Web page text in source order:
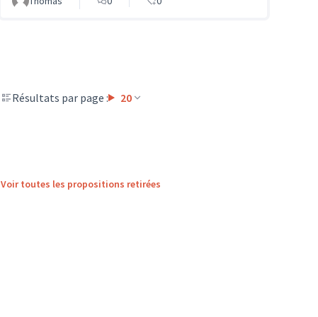
Résultats par page : 20
Voir toutes les propositions retirées